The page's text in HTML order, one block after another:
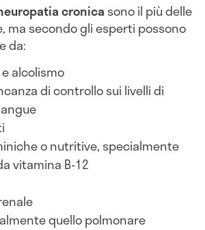
cronica sono il più delle
ma secondo gli esperti possono
da:
alcolismo
di controllo sui livelli di
o nutritive, specialmente
vitamina B-12
quello polmonare